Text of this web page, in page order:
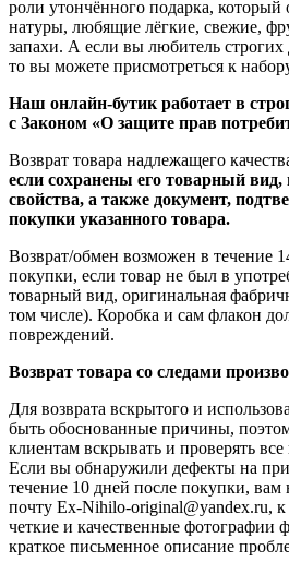
роли утончённого подарка, который
натуры, любящие лёгкие, свежие,
запахи. А если вы любитель
то вы можете присмотреться к
Наш онлайн-бутик работает в
с Законом «О защите прав
Возврат товара надлежащего
если сохранены его товарный вид,
свойства, а также документ,
покупки указанного товара.
Возврат/обмен возможен в течение
покупки, если товар не был в
товарный вид, оригинальная
том числе). Коробка и сам флакон
повреждений.
Возврат товара со следами
Для возврата вскрытого и
быть обоснованные причины,
клиентам вскрывать и проверять
Если вы обнаружили дефекты на
течение 10 дней после покупки, вам
почту Ex-Nihilo-original@yandex.ru,
четкие и качественные фотографии
краткое письменное описание